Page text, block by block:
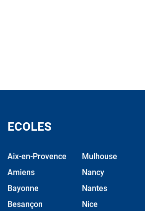
ECOLES
Aix-en-Provence
Amiens
Bayonne
Besançon
Mulhouse
Nancy
Nantes
Nice